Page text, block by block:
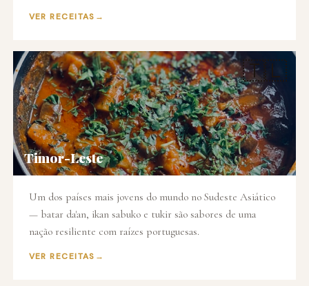
VER RECEITAS
🇹🇱
Timor-Leste
Um dos países mais jovens do mundo no Sudeste Asiático
— batar da'an, ikan sabuko e tukir são sabores de uma
nação resiliente com raízes portuguesas.
VER RECEITAS